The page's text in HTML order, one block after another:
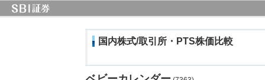
国内株式/取引所・PTS株価比較